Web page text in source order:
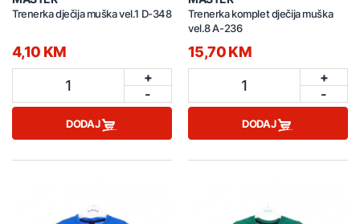
Trenerka dječija muška vel.1 D-348
4,10 KM
1
+
-
DODAJ
Trenerka komplet dječija muška
vel.8 A-236
15,70 KM
1
+
-
DODAJ